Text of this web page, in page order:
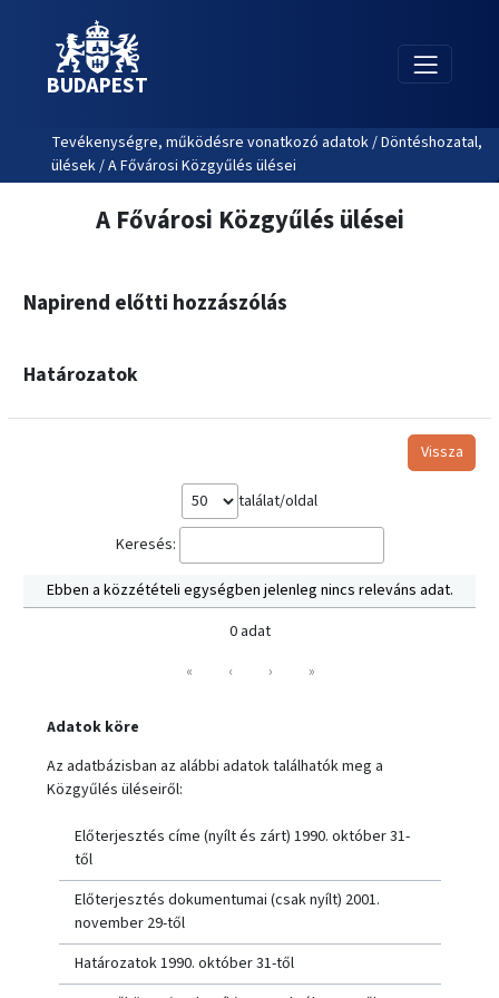
BUDAPEST
Tevékenységre, működésre vonatkozó adatok / Döntéshozatal,
ülések / A Fővárosi Közgyűlés ülései
A Fővárosi Közgyűlés ülései
Napirend előtti hozzászólás
Határozatok
Vissza
találat/oldal
Keresés:
Ebben a közzétételi egységben jelenleg nincs releváns adat.
0 adat
«
‹ › »
Adatok köre
Az adatbázisban az alábbi adatok találhatók meg a
Közgyűlés üléseiről:
Előterjesztés címe (nyílt és zárt) 1990. október 31-
től
Előterjesztés dokumentumai (csak nyílt) 2001.
november 29-től
Határozatok 1990. október 31-től